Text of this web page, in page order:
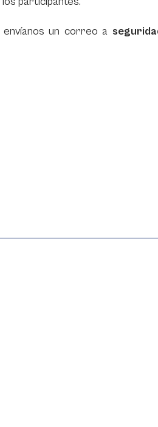
un correo a